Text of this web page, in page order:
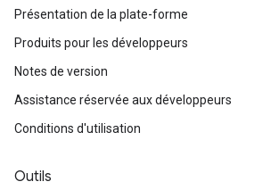
Présentation de la plate-forme
Produits pour les développeurs
Notes de version
Assistance réservée aux développeurs
Conditions d'utilisation
Outils